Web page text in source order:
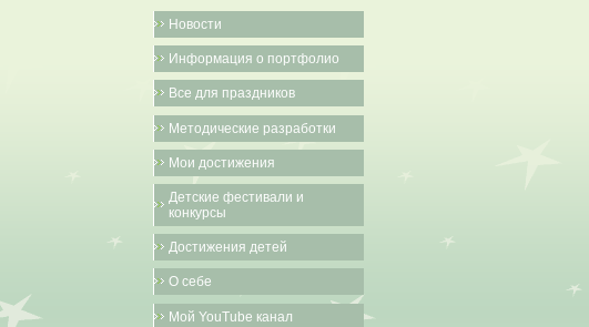
Новости
Информация о портфолио
Все для праздников
Методические разработки
Мои достижения
Детские фестивали и
конкурсы
Достижения детей
О себе
Мой YouTube канал